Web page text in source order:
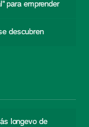
para emprender
descubren
longevo de